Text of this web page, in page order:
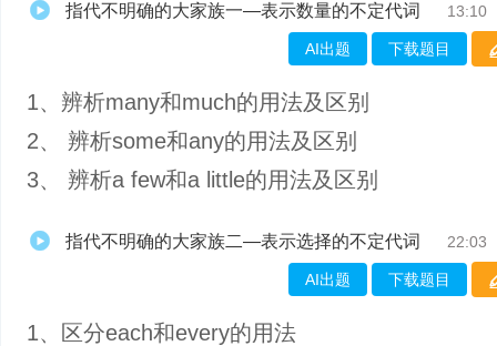
指代不明确的大家族一—表示数量的不定代词 13:10
AI出题 下载题目
1、辨析many和much的用法及区别
2、 辨析some和any的用法及区别
3、 辨析a few和a little的用法及区别
指代不明确的大家族二—表示选择的不定代词 22:03
AI出题 下载题目
1、区分each和every的用法